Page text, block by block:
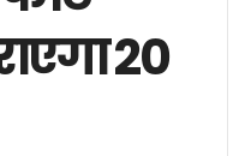
20